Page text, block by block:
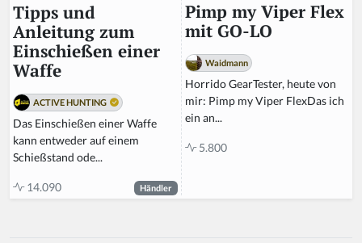
Tipps und
Anleitung zum
Einschießen einer
Waffe
ACTIVE HUNTING
Das Einschießen einer Waffe
kann entweder auf einem
Schießstand ode...
14.090 Händler
Pimp my Viper Flex
mit GO-LO
Waidmann
Horrido GearTester, heute von
mir: Pimp my Viper FlexDas ich
ein an...
5.800